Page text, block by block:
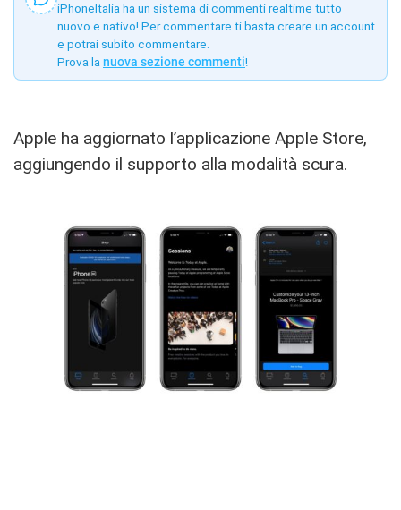
iPhoneItalia ha un sistema di commenti realtime tutto
nuovo e nativo! Per commentare ti basta creare un account
e potrai subito commentare.
Prova la nuova sezione commenti!
Apple ha aggiornato l’applicazione Apple Store,
aggiungendo il supporto alla modalità scura.